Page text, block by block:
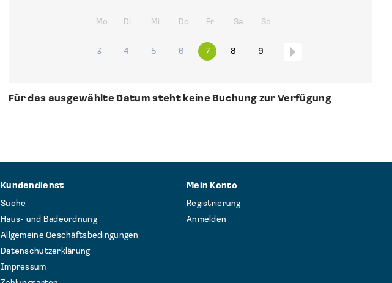
Mo Di Mi Do Fr Sa So
3 4 5 6 7 8 9
Für das ausgewählte Datum steht keine Buchung zur Verfügung
Kundendienst
Suche
Haus- und Badeordnung
Allgemeine Geschäftsbedingungen
Datenschutzerklärung
Impressum
Mein Konto
Registrierung
Anmelden